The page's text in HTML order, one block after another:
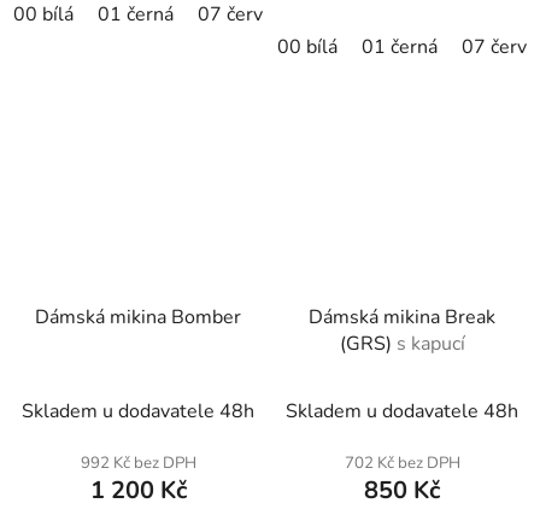
00 bílá 01 černá 07 červená
00 bílá 01 černá 07
Dámská mikina Bomber
Skladem u dodavatele 48h
992 Kč bez DPH
1 200 Kč
Dámská mikina Break
(GRS) s kapucí
Skladem u dodavatele 48h
702 Kč bez DPH
850 Kč